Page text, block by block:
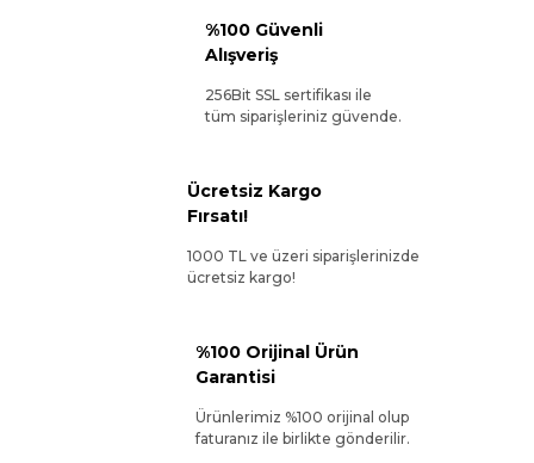
%100 Güvenli
Alışveriş
256Bit SSL sertifikası ile
tüm siparişleriniz güvende.
Ücretsiz Kargo
Fırsatı!
1000 TL ve üzeri siparişlerinizde
ücretsiz kargo!
%100 Orijinal Ürün
Garantisi
Ürünlerimiz %100 orijinal olup
faturanız ile birlikte gönderilir.